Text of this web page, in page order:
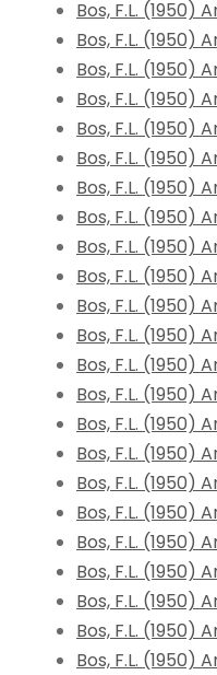
Bos, F.L. (1950)
Bos, F.L. (1950)
Bos, F.L. (1950)
Bos, F.L. (1950)
Bos, F.L. (1950)
Bos, F.L. (1950)
Bos, F.L. (1950)
Bos, F.L. (1950)
Bos, F.L. (1950)
Bos, F.L. (1950)
Bos, F.L. (1950)
Bos, F.L. (1950)
Bos, F.L. (1950)
Bos, F.L. (1950)
Bos, F.L. (1950)
Bos, F.L. (1950)
Bos, F.L. (1950)
Bos, F.L. (1950)
Bos, F.L. (1950)
Bos, F.L. (1950)
Bos, F.L. (1950)
Bos, F.L. (1950)
Bos, F.L. (1950)